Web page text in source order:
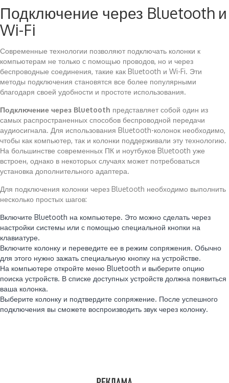
Подключение через Bluetooth и
Wi-Fi
Современные технологии позволяют подключать колонки к
компьютерам не только с помощью проводов, но и через
беспроводные соединения, такие как Bluetooth и Wi-Fi. Эти
методы подключения становятся все более популярными
благодаря своей удобности и простоте использования.
Подключение через Bluetooth представляет собой один из
самых распространенных способов беспроводной передачи
аудиосигнала. Для использования Bluetooth-колонок необходимо,
чтобы как компьютер, так и колонки поддерживали эту технологию.
На большинстве современных ПК и ноутбуков Bluetooth уже
встроен, однако в некоторых случаях может потребоваться
установка дополнительного адаптера.
Для подключения колонки через Bluetooth необходимо выполнить
несколько простых шагов:
Включите Bluetooth на компьютере. Это можно сделать через
настройки системы или с помощью специальной кнопки на
клавиатуре.
Включите колонку и переведите ее в режим сопряжения. Обычно
для этого нужно зажать специальную кнопку на устройстве.
На компьютере откройте меню Bluetooth и выберите опцию
поиска устройств. В списке доступных устройств должна появиться
ваша колонка.
Выберите колонку и подтвердите сопряжение. После успешного
подключения вы сможете воспроизводить звук через колонку.